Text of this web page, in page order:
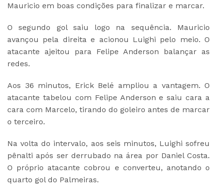
Mauricio em boas condições para finalizar e marcar.
O segundo gol saiu logo na sequência. Mauricio
avançou pela direita e acionou Luighi pelo meio. O
atacante ajeitou para Felipe Anderson balançar as
redes.
Aos 36 minutos, Erick Belé ampliou a vantagem. O
atacante tabelou com Felipe Anderson e saiu cara a
cara com Marcelo, tirando do goleiro antes de marcar
o terceiro.
Na volta do intervalo, aos seis minutos, Luighi sofreu
pênalti após ser derrubado na área por Daniel Costa.
O próprio atacante cobrou e converteu, anotando o
quarto gol do Palmeiras.